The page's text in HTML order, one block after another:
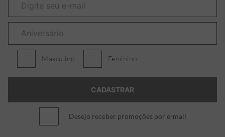
Masculino Feminino
Desejo receber promoções por e-mail